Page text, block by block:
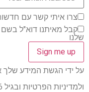
צרו איתי קשר עם
קבל מאיתנו דוא"ל
שלנו
על ידי הגשת המידע
ולמדיניות הפרטיות ובגיל 16 ומעלה.